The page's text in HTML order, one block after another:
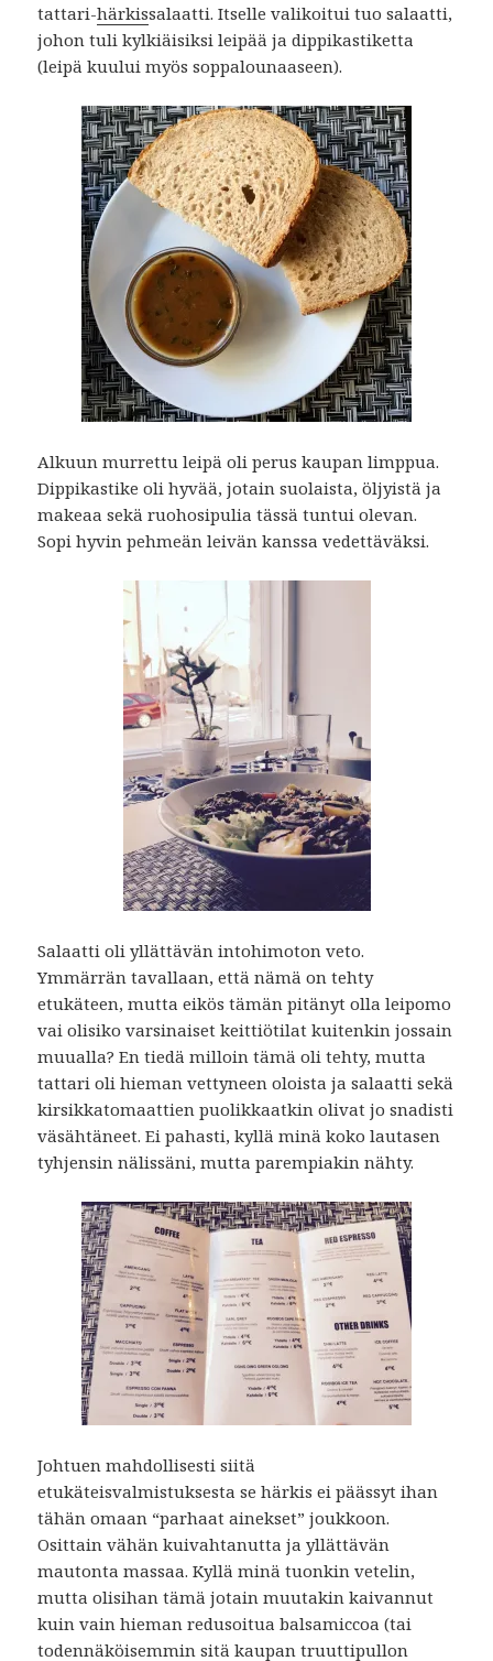
tattari-härkissalaatti. Itselle valikoitui tuo salaatti,
johon tuli kylkiäisiksi leipää ja dippikastiketta
(leipä kuului myös soppalounaaseen).
Alkuun murrettu leipä oli perus kaupan limppua.
Dippikastike oli hyvää, jotain suolaista, öljyistä ja
makeaa sekä ruohosipulia tässä tuntui olevan.
Sopi hyvin pehmeän leivän kanssa vedettäväksi.
Salaatti oli yllättävän intohimoton veto.
Ymmärrän tavallaan, että nämä on tehty
etukäteen, mutta eikös tämän pitänyt olla leipomo
vai olisiko varsinaiset keittiötilat kuitenkin jossain
muualla? En tiedä milloin tämä oli tehty, mutta
tattari oli hieman vettyneen oloista ja salaatti sekä
kirsikkatomaattien puolikkaatkin olivat jo snadisti
väsähtäneet. Ei pahasti, kyllä minä koko lautasen
tyhjensin nälissäni, mutta parempiakin nähty.
Johtuen mahdollisesti siitä
etukäteisvalmistuksesta se härkis ei päässyt ihan
tähän omaan “parhaat ainekset” joukkoon.
Osittain vähän kuivahtanutta ja yllättävän
mautonta massaa. Kyllä minä tuonkin vetelin,
mutta olisihan tämä jotain muutakin kaivannut
kuin vain hieman redusoitua balsamiccoa (tai
todennäköisemmin sitä kaupan truuttipullon